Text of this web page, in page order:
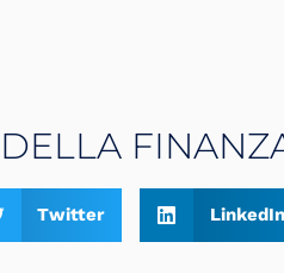
Twitter LinkedIn